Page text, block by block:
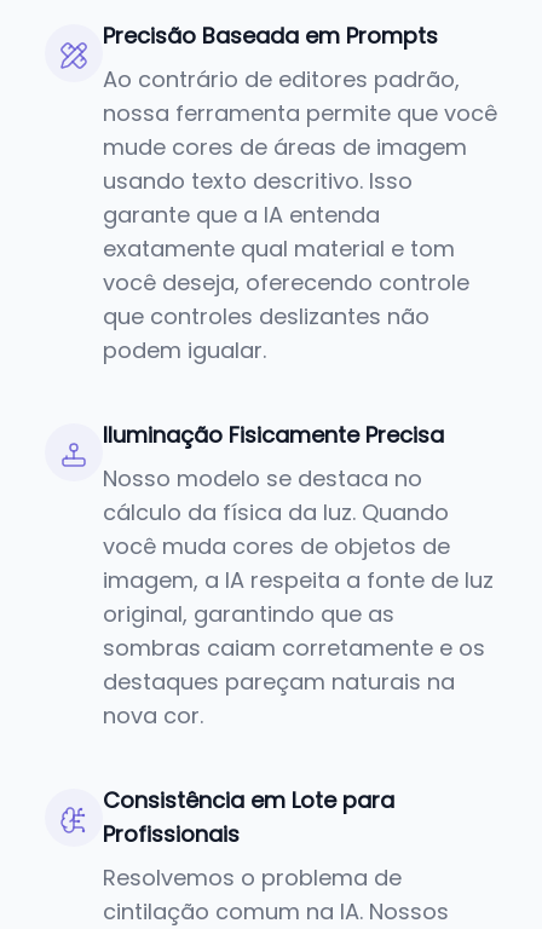
Precisão Baseada em Prompts
Ao contrário de editores padrão,
nossa ferramenta permite que você
mude cores de áreas de imagem
usando texto descritivo. Isso
garante que a IA entenda
exatamente qual material e tom
você deseja, oferecendo controle
que controles deslizantes não
podem igualar.
Iluminação Fisicamente Precisa
Nosso modelo se destaca no
cálculo da física da luz. Quando
você muda cores de objetos de
imagem, a IA respeita a fonte de luz
original, garantindo que as
sombras caiam corretamente e os
destaques pareçam naturais na
nova cor.
Consistência em Lote para
Profissionais
Resolvemos o problema de
cintilação comum na IA. Nossos